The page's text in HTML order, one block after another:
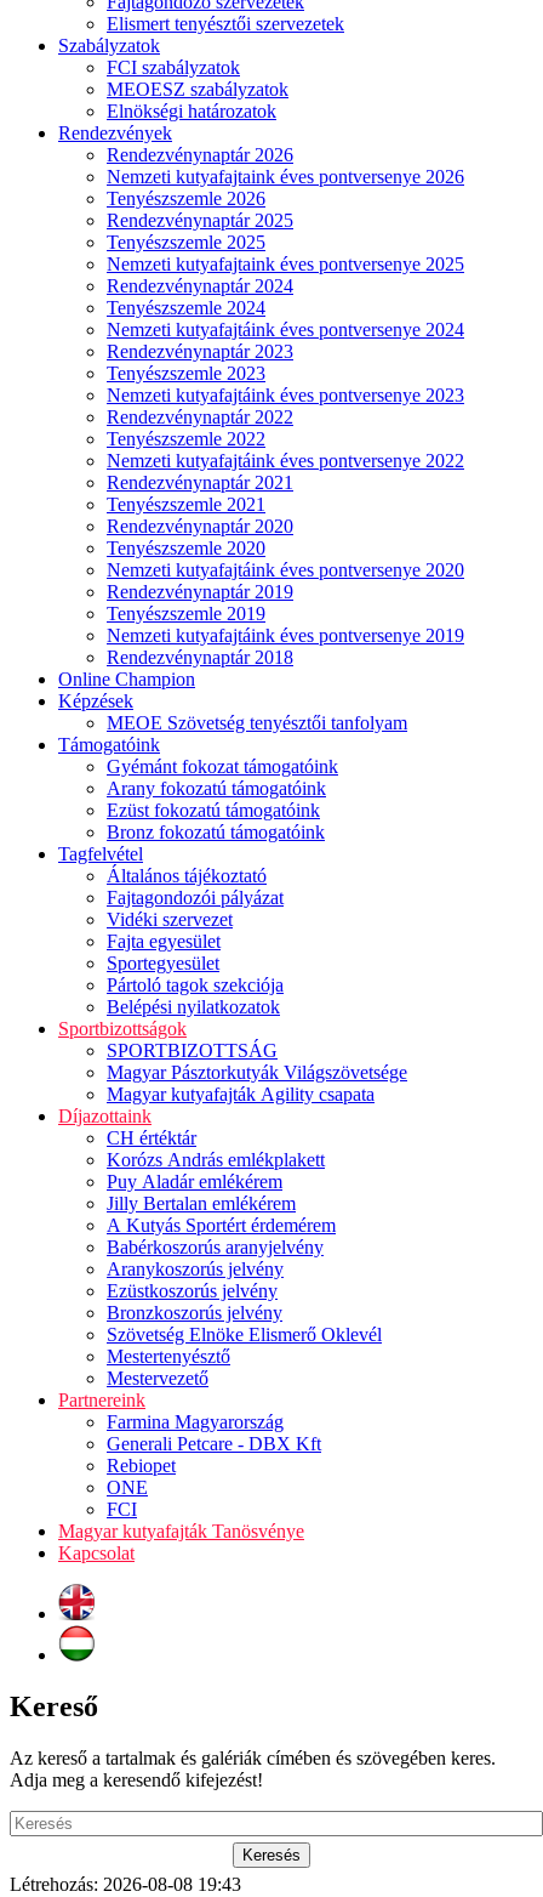
Elismert tenyésztői szervezetek
Szabályzatok
FCI szabályzatok
MEOESZ szabályzatok
Elnökségi határozatok
Rendezvények
Rendezvénynaptár 2026
Nemzeti kutyafajtaink éves pontversenye 2026
Tenyészszemle 2026
Rendezvénynaptár 2025
Tenyészszemle 2025
Nemzeti kutyafajtaink éves pontversenye 2025
Rendezvénynaptár 2024
Tenyészszemle 2024
Nemzeti kutyafajtáink éves pontversenye 2024
Rendezvénynaptár 2023
Tenyészszemle 2023
Nemzeti kutyafajtáink éves pontversenye 2023
Rendezvénynaptár 2022
Tenyészszemle 2022
Nemzeti kutyafajtáink éves pontversenye 2022
Rendezvénynaptár 2021
Tenyészszemle 2021
Rendezvénynaptár 2020
Tenyészszemle 2020
Nemzeti kutyafajtáink éves pontversenye 2020
Rendezvénynaptár 2019
Tenyészszemle 2019
Nemzeti kutyafajtáink éves pontversenye 2019
Rendezvénynaptár 2018
Online Champion
Képzések
MEOE Szövetség tenyésztői tanfolyam
Támogatóink
Gyémánt fokozat támogatóink
Arany fokozatú támogatóink
Ezüst fokozatú támogatóink
Bronz fokozatú támogatóink
Tagfelvétel
Általános tájékoztató
Fajtagondozói pályázat
Vidéki szervezet
Fajta egyesület
Sportegyesület
Pártoló tagok szekciója
Belépési nyilatkozatok
Sportbizottságok
SPORTBIZOTTSÁG
Magyar Pásztorkutyák Világszövetsége
Magyar kutyafajták Agility csapata
Díjazottaink
CH értéktár
Korózs András emlékplakett
Puy Aladár emlékérem
Jilly Bertalan emlékérem
A Kutyás Sportért érdemérem
Babérkoszorús aranyjelvény
Aranykoszorús jelvény
Ezüstkoszorús jelvény
Bronzkoszorús jelvény
Szövetség Elnöke Elismerő Oklevél
Mestertenyésztő
Mestervezető
Partnereink
Farmina Magyarország
Generali Petcare - DBX Kft
Rebiopet
ONE
FCI
Magyar kutyafajták Tanösvénye
Kapcsolat
Kereső
Az kereső a tartalmak és galériák címében és szövegében keres.
Adja meg a keresendő kifejezést!
Létrehozás: 2026-08-08 19:43